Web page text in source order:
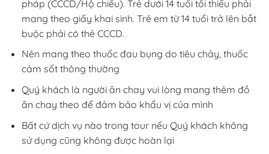
pháp (CCCD/Hộ chiếu). Trẻ dưới 14 tuổi tối thiểu phải
mang theo giấy khai sinh. Trẻ em từ 14 tuổi trở lên bắt
buộc phải có thẻ CCCD.
Nên mang theo thuốc đau bụng do tiêu chảy, thuốc
cảm sốt thông thường
Quý khách là người ăn chay vui lòng mang thêm đồ
ăn chay theo để đảm bảo khẩu vị của mình
Bất cứ dịch vụ nào trong tour nếu Quý khách không
sử dụng cũng không được hoàn lại